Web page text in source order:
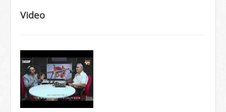
Video